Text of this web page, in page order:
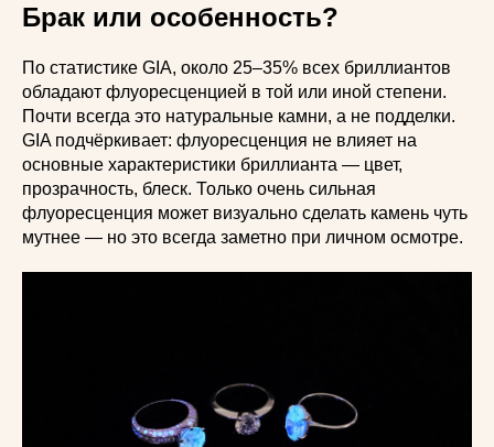
Брак или особенность?
По статистике GIA, около 25–35% всех бриллиантов
обладают флуоресценцией в той или иной степени.
Почти всегда это натуральные камни, а не подделки.
GIA подчёркивает: флуоресценция не влияет на
основные характеристики бриллианта — цвет,
прозрачность, блеск. Только очень сильная
флуоресценция может визуально сделать камень чуть
мутнее — но это всегда заметно при личном осмотре.